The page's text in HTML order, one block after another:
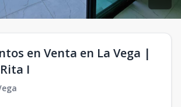
en Venta en La Vega |
I